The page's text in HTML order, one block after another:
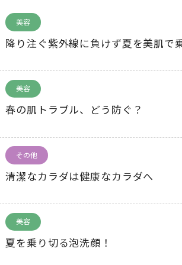
美容
降り注ぐ紫外線に負けず夏を美肌で
美容
春の肌トラブル、どう防ぐ？
その他
清潔なカラダは健康なカラダへ
美容
夏を乗り切る泡洗顔！